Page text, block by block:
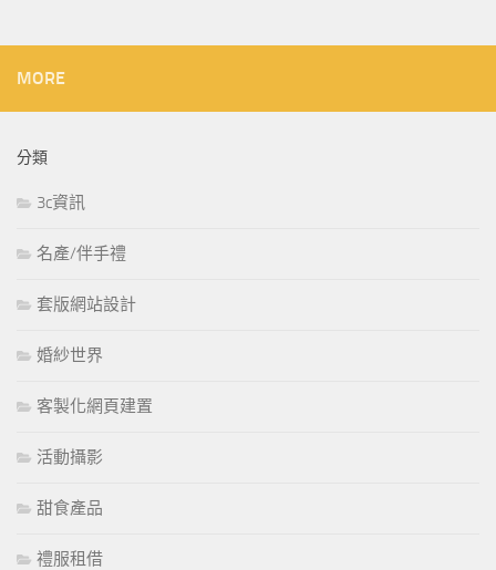
MORE
分類
3c資訊
名產/伴手禮
套版網站設計
婚紗世界
客製化網頁建置
活動攝影
甜食產品
禮服租借